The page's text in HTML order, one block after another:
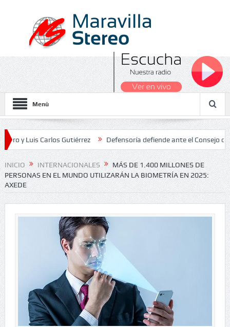
Menú
Carlos Gutiérrez Defensoría defiende ante el Consejo de Estado
2026
INICIO INTERNACIONALES
MÁS DE 1.400 MILLONES DE
PERSONAS EN EL MUNDO UTILIZARÁN LA BIOMETRÍA EN 2025:
AXEDE